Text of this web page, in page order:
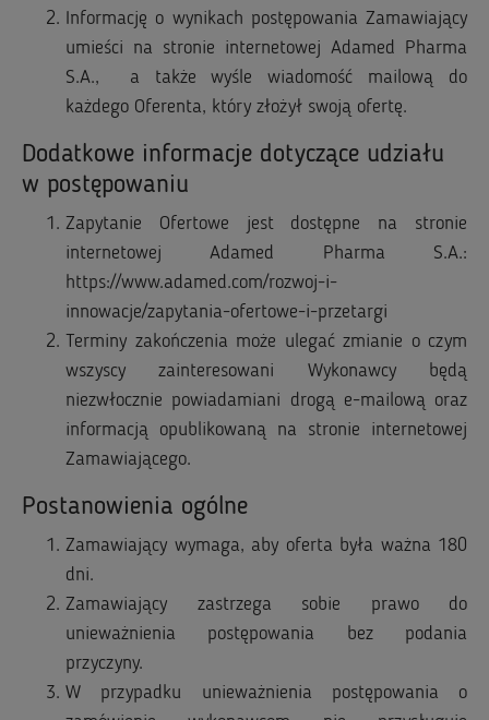
Informację o wynikach postępowania Zamawiający
umieści na stronie internetowej Adamed Pharma
S.A., a także wyśle wiadomość mailową do
każdego Oferenta, który złożył swoją ofertę.
Dodatkowe informacje dotyczące udziału
w postępowaniu
Zapytanie Ofertowe jest dostępne na stronie
internetowej Adamed Pharma S.A.:
https://www.adamed.com/rozwoj-i-
innowacje/zapytania-ofertowe-i-przetargi
Terminy zakończenia może ulegać zmianie o czym
wszyscy zainteresowani Wykonawcy będą
niezwłocznie powiadamiani drogą e-mailową oraz
informacją opublikowaną na stronie internetowej
Zamawiającego.
Postanowienia ogólne
Zamawiający wymaga, aby oferta była ważna 180
dni.
Zamawiający zastrzega sobie prawo do
unieważnienia postępowania bez podania
przyczyny.
W przypadku unieważnienia postępowania o